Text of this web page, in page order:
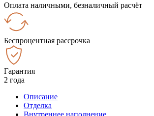
Оплата наличными, безналичный расчёт
Беспроцентная рассрочка
Гарантия
2 года
Описание
Отделка
Внутреннее наполнение